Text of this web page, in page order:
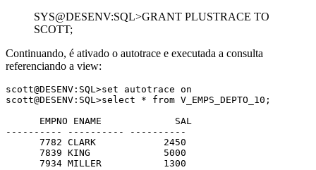
SYS@DESENV:SQL>GRANT PLUSTRACE TO
SCOTT;
Continuando, é ativado o autotrace e executada a consulta
referenciando a view:
scott@DESENV:SQL>set autotrace on
scott@DESENV:SQL>select * from V_EMPS_DEPTO_10;
---------- ---------- ----------
7782 CLARK            2450
7839 KING             5000
7934 MILLER           1300